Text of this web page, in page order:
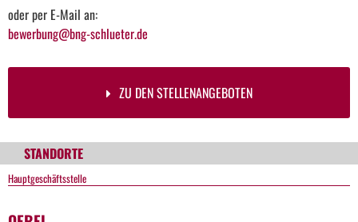
oder per E-Mail an:
bewerbung@bng-schlueter.de
ZU DEN STELLENANGEBOTEN
STANDORTE
Hauptgeschäftsstelle